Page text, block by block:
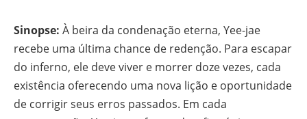
Sinopse: À beira da condenação eterna, Yee-jae
recebe uma última chance de redenção. Para escapar
do inferno, ele deve viver e morrer doze vezes, cada
existência oferecendo uma nova lição e oportunidade
de corrigir seus erros passados. Em cada